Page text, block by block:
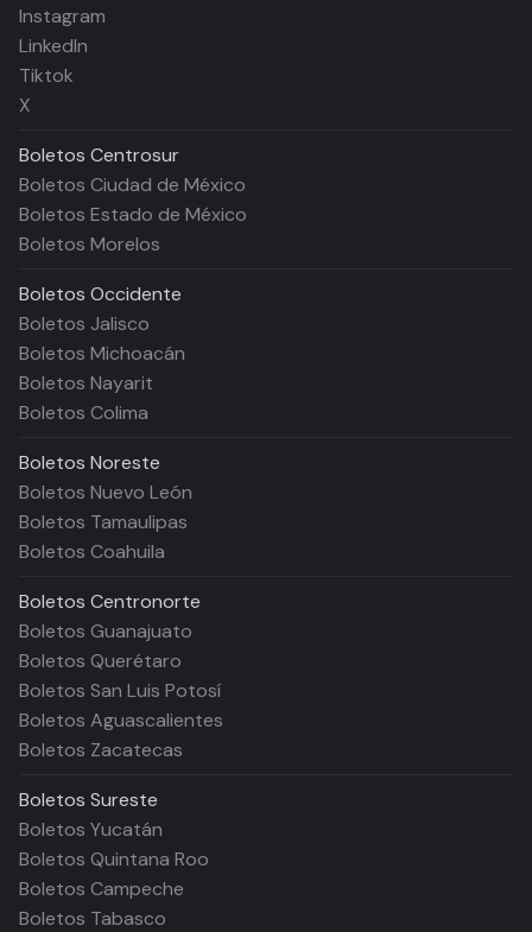
Instagram
LinkedIn
Tiktok
X
Boletos Centrosur
Boletos Ciudad de México
Boletos Estado de México
Boletos Morelos
Boletos Occidente
Boletos Jalisco
Boletos Michoacán
Boletos Nayarit
Boletos Colima
Boletos Noreste
Boletos Nuevo León
Boletos Tamaulipas
Boletos Coahuila
Boletos Centronorte
Boletos Guanajuato
Boletos Querétaro
Boletos San Luis Potosí
Boletos Aguascalientes
Boletos Zacatecas
Boletos Sureste
Boletos Yucatán
Boletos Quintana Roo
Boletos Campeche
Boletos Tabasco